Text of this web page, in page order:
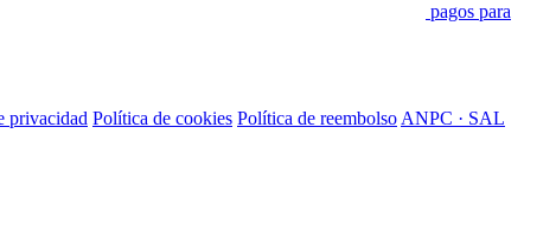
pagos para
privacidad Política de cookies Política de reembolso ANPC · SAL